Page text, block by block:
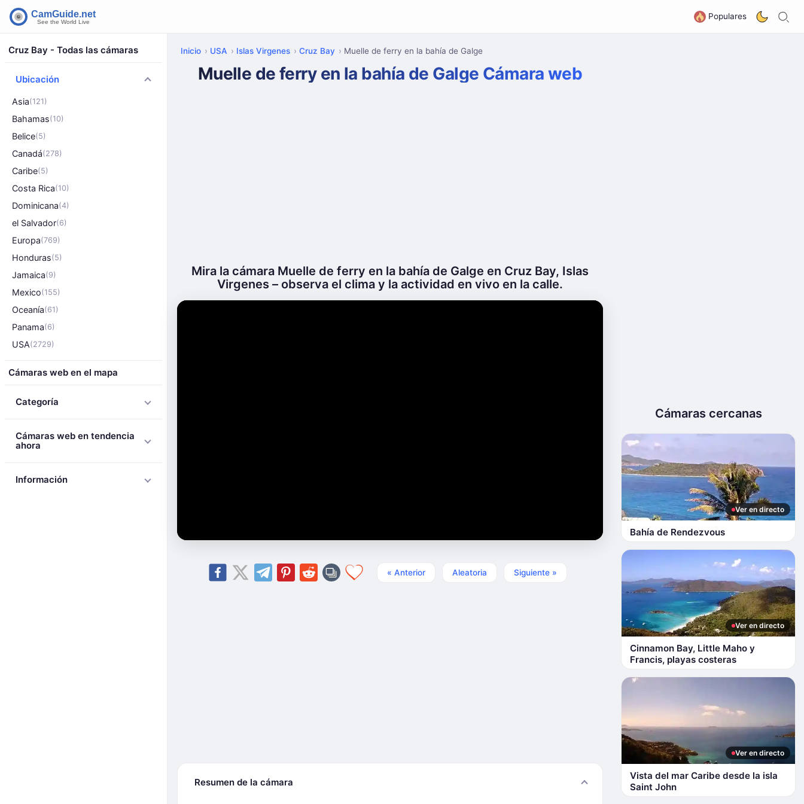
Populares
Cruz Bay - Todas las cámaras
Ubicación
Asia(121)
Bahamas(10)
Belice(5)
Canadá(278)
Caribe(5)
Costa Rica(10)
Dominicana(4)
el Salvador(6)
Europa(769)
Honduras(5)
Jamaica(9)
Mexico(155)
Oceanía(61)
Panama(6)
USA(2729)
Cámaras web en el mapa
Categoría
Cámaras web en tendencia
ahora
Información
Inicio USA Islas Virgenes Cruz Bay Muelle de ferry en la bahía de Galge
Muelle de ferry en la bahía de Galge Cámara web
Mira la cámara Muelle de ferry en la bahía de Galge en Cruz Bay, Islas
Virgenes – observa el clima y la actividad en vivo en la calle.
« Anterior Aleatoria Siguiente »
Resumen de la cámara
Cámaras cercanas
Ver en directo
Bahía de Rendezvous
Ver en directo
Cinnamon Bay, Little Maho y
Francis, playas costeras
Ver en directo
Vista del mar Caribe desde la isla
Saint John